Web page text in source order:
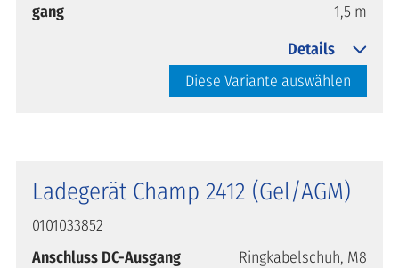
gang
1,5 m
Diese Variante auswählen
Details
Ladegerät Champ 2412 (Gel/AGM)
0101033852
Anschluss DC-Ausgang
Ringkabelschuh, M8